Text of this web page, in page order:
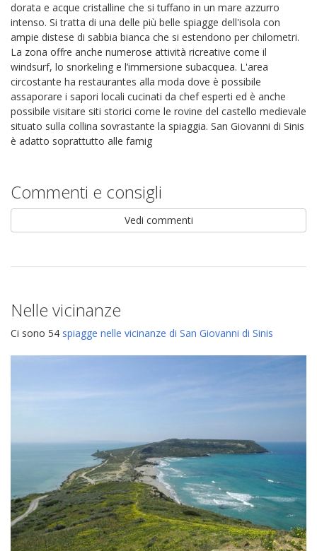
dorata e acque cristalline che si tuffano in un mare azzurro
intenso. Si tratta di una delle più belle spiagge dell'isola con
ampie distese di sabbia bianca che si estendono per chilometri.
La zona offre anche numerose attività ricreative come il
windsurf, lo snorkeling e l’immersione subacquea. L'area
circostante ha restaurantes alla moda dove è possibile
assaporare i sapori locali cucinati da chef esperti ed è anche
possibile visitare siti storici come le rovine del castello medievale
situato sulla collina sovrastante la spiaggia. San Giovanni di Sinis
è adatto soprattutto alle famig
Commenti e consigli
Vedi commenti
Nelle vicinanze
Ci sono 54 spiagge nelle vicinanze di San Giovanni di Sinis